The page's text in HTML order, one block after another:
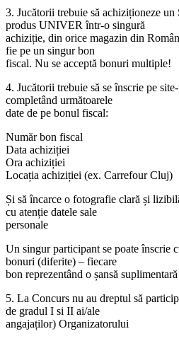
3. Jucătorii trebuie să achiziționeze
produs UNIVER într-o singură
achiziție, din orice magazin din
fie pe un singur bon
fiscal. Nu se acceptă bonuri multiple!
4. Jucătorii trebuie să se înscrie pe
completând următoarele
date de pe bonul fiscal:
Număr bon fiscal
Data achiziției
Ora achiziției
Locația achiziției (ex. Carrefour Cluj)
Și să încarce o fotografie clară și
cu atenție datele sale
personale
Un singur participant se poate înscrie
bonuri (diferite) – fiecare
bon reprezentând o șansă
5. La Concurs nu au dreptul să
de gradul I si II ai/ale
angajaților) Organizatorului